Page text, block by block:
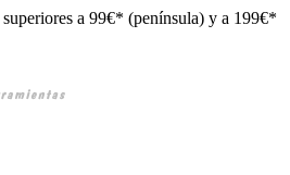
a 99€* (península) y a 199€*